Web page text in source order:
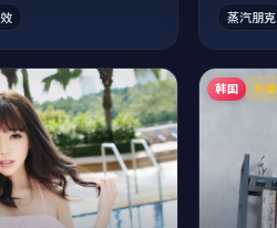
蒸汽朋克
韩国 热播